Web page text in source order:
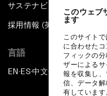
このウェブ
ます
このサイト
に合わせた
フィックの
ザーによる
報を収集し
信、データ
有しています
サステナビリティへの取り
採用情報 (英語のみ)
言語
EN ▪ES▪中文▪ 日本語